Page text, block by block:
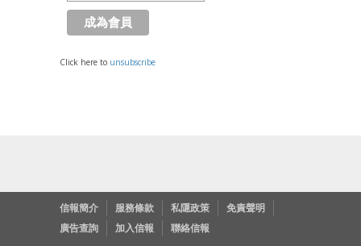
Click here to unsubscribe
信報簡介 服務條款 私隱政策
免責聲明
廣告查詢
加入信報 聯絡信報